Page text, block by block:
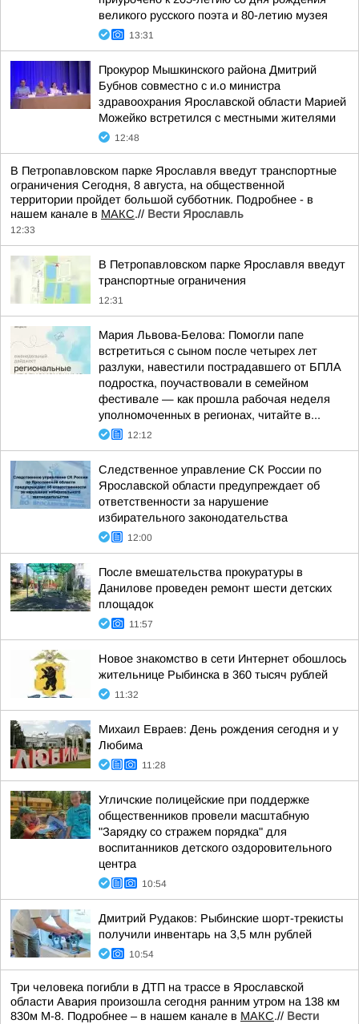
великого русского поэта и 80-летию музея
13:31
Прокурор Мышкинского района Дмитрий
Бубнов совместно с и.о министра
здравоохрания Ярославской области Марией
Можейко встретился с местными жителями
12:48
В Петропавловском парке Ярославля введут транспортные
ограничения Сегодня, 8 августа, на общественной
территории пройдет большой субботник. Подробнее - в
нашем канале в МАКС.// Вести Ярославль
12:33
В Петропавловском парке Ярославля введут
транспортные ограничения
12:31
Мария Львова-Белова: Помогли папе
встретиться с сыном после четырех лет
разлуки, навестили пострадавшего от БПЛА
подростка, поучаствовали в семейном
фестивале — как прошла рабочая неделя
уполномоченных в регионах, читайте в...
12:12
Следственное управление СК России по
Ярославской области предупреждает об
ответственности за нарушение
избирательного законодательства
12:00
После вмешательства прокуратуры в
Данилове проведен ремонт шести детских
площадок
11:57
Новое знакомство в сети Интернет обошлось
жительнице Рыбинска в 360 тысяч рублей
11:32
Михаил Евраев: День рождения сегодня и у
Любима
11:28
Угличские полицейские при поддержке
общественников провели масштабную
"Зарядку со стражем порядка" для
воспитанников детского оздоровительного
центра
10:54
Дмитрий Рудаков: Рыбинские шорт-трекисты
получили инвентарь на 3,5 млн рублей
10:54
Три человека погибли в ДТП на трассе в Ярославской
области Авария произошла сегодня ранним утром на 138 км
830м М-8. Подробнее – в нашем канале в МАКС.// Вести